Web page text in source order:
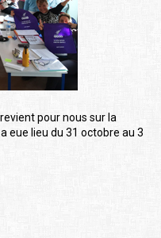
pour nous sur la
eue lieu du 31 octobre au 3